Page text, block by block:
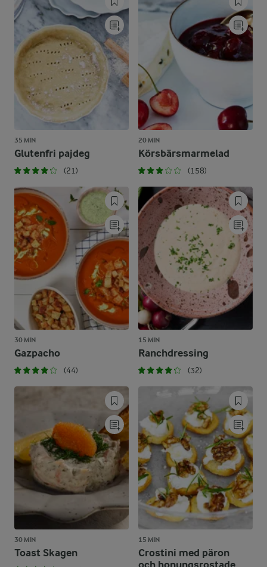
35 MIN
Glutenfri pajdeg
(21)
20 MIN
Körsbärsmarmelad
(158)
30 MIN
Gazpacho
(44)
15 MIN
Ranchdressing
(32)
30 MIN
Toast Skagen
15 MIN
Crostini med päron